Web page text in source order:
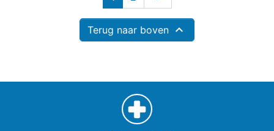
Terug naar boven 